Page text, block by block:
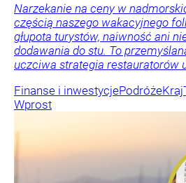
Narzekanie na ceny w
częścią naszego wakacyjnego
głupota turystów, naiwność ani
dodawania do stu. To
uczciwa strategia restauratorów
Finanse i inwestycjePodróżeKraj
Wprost